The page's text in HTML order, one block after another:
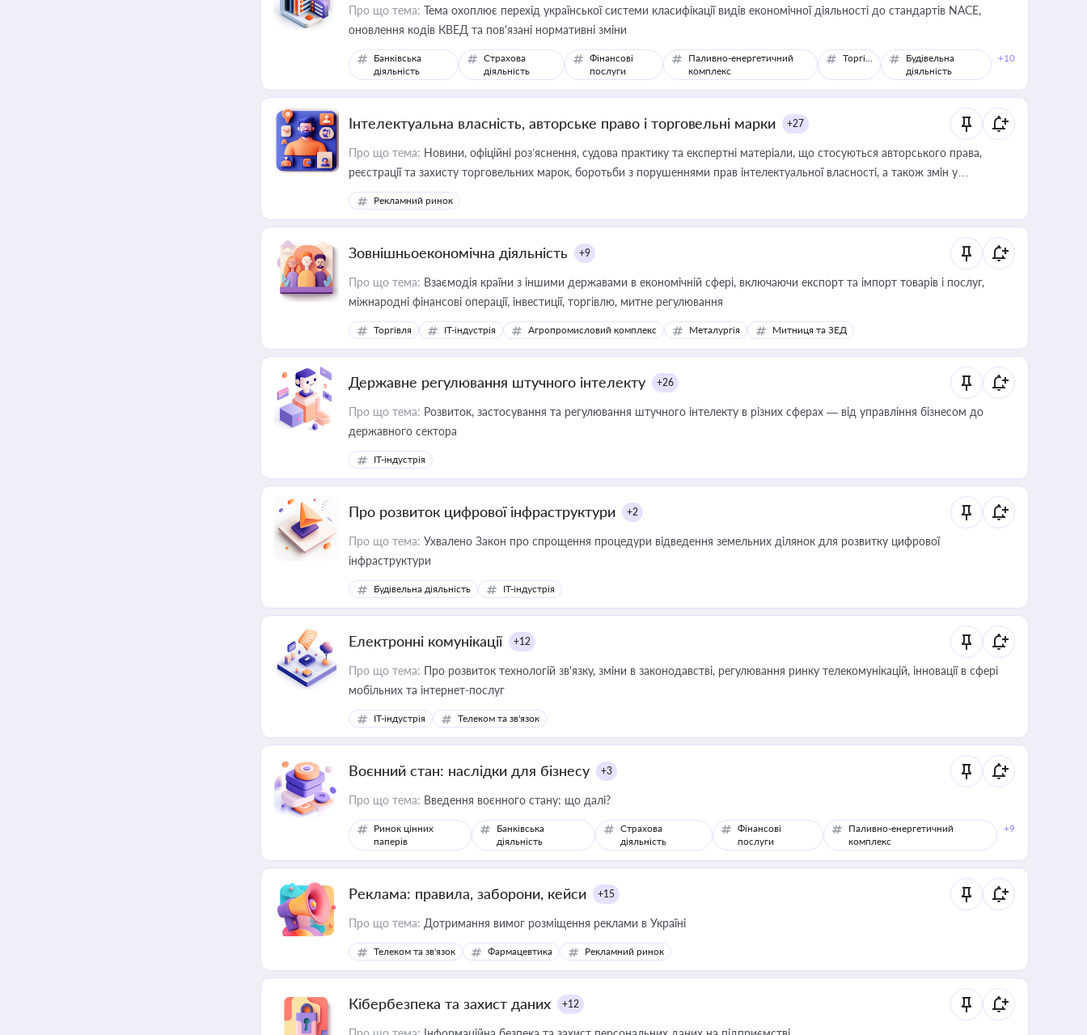
Про що тема: Тема охоплює перехід української системи класифікації видів економічної діяльності до стандартів NACE,
оновлення кодів КВЕД та пов'язані нормативні зміни
Банківська
діяльність
Страхова
діяльність
Фінансові
послуги
Паливно-енергетичний
комплекс
Торгівля
Будівельна
діяльність
+10
Інтелектуальна власність, авторське право і торговельні марки +27
Про що тема: Новини, офіційні роз’яснення, судова практику та експертні матеріали, що стосуються авторського права,
реєстрації та захисту торговельних марок, боротьби з порушеннями прав інтелектуальної власності, а також змін у
законодавстві у цій сфері
Рекламний ринок
Зовнішньоекономічна діяльність +9
Про що тема: Взаємодія країни з іншими державами в економічній сфері, включаючи експорт та імпорт товарів і послуг,
міжнародні фінансові операції, інвестиції, торгівлю, митне регулювання
Торгівля IT-індустрія Агропромисловий комплекс Металургія Митниця та ЗЕД
Державне регулювання штучного інтелекту +26
Про що тема: Розвиток, застосування та регулювання штучного інтелекту в різних сферах — від управління бізнесом до
державного сектора
IT-індустрія
Про розвиток цифрової інфраструктури +2
Про що тема: Ухвалено Закон про спрощення процедури відведення земельних ділянок для розвитку цифрової
інфраструктури
Будівельна діяльність IT-індустрія
Електронні комунікації +12
Про що тема: Про розвиток технологій зв'язку, зміни в законодавстві, регулювання ринку телекомунікацій, інновації в сфері
мобільних та інтернет-послуг
IT-індустрія Телеком та зв'язок
Воєнний стан: наслідки для бізнесу +3
Про що тема: Введення воєнного стану: що далі?
Ринок цінних
паперів
Банківська
діяльність
Страхова
діяльність
Фінансові
послуги
Паливно-енергетичний
комплекс
+9
Реклама: правила, заборони, кейси +15
Про що тема: Дотримання вимог розміщення реклами в Україні
Телеком та зв'язок Фармацевтика Рекламний ринок
Кібербезпека та захист даних +12